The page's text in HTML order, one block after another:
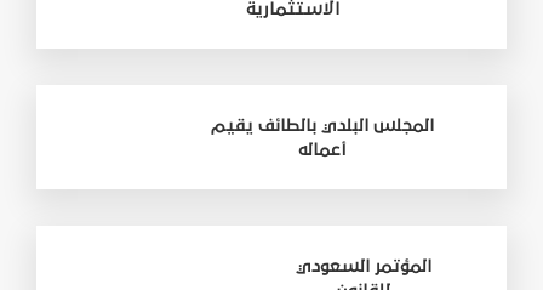
الاستثمارية
المجلس البلدي بالطائف يقيم
أعماله
المؤتمر السعودي